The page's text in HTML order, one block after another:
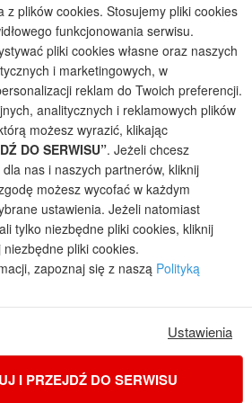
(do 150 m2)
- Tradycyjne i nowoczesne gotowe
architektoniczna założona w 1990r.
procesu powstawania projektów (zgodnie z
na stronie projekty domów mogą
technicznej.
treści dostępnych w naszym sklepie,
indywidualnych potrzeb korzystamy z
plików cookies na urządzeniach
cookies użytkownik może kontrolować za
internetowej. Dalsze korzystanie z
bez zmiany ustawień przeglądarki
akceptuje stosowanie plików cookies.
w polityce prywatności.
Regulamin sklepu internetowego
z plików cookies. Stosujemy pliki cookies
funkcjonowania serwisu.
pliki cookies własne oraz naszych
i marketingowych, w
reklam do Twoich preferencji.
analitycznych i reklamowych plików
możesz wyrazić, klikając
DO SERWISU”. Jeżeli chcesz
nas i naszych partnerów, kliknij
możesz wycofać w każdym
ustawienia. Jeżeli natomiast
tylko niezbędne pliki cookies, kliknij
niezbędne pliki cookies.
zapoznaj się z naszą Polityką
Ustawienia
I PRZEJDŹ DO SERWISU